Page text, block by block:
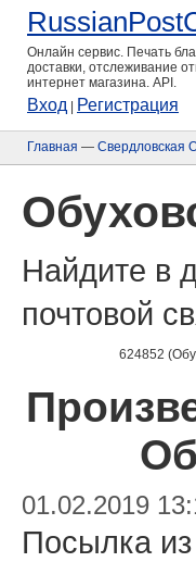
Онлайн сервис. Печать
доставки, отслеживание
интернет магазина. API.
Вход Регистрация
Главная — Свердловская
Найдите в
почтовой
624852
01.02.2019
Посылка из